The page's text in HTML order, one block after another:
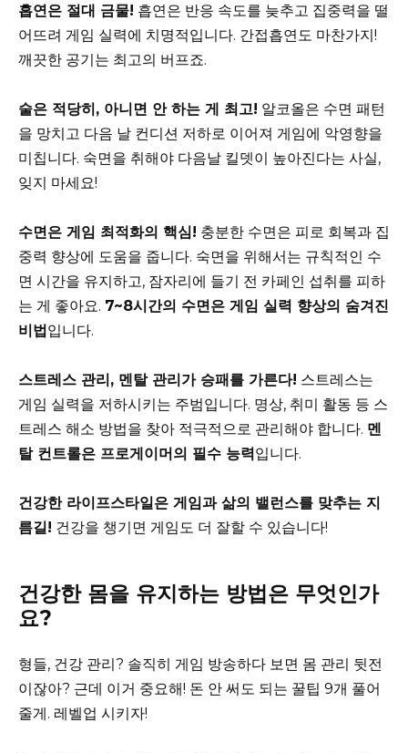
흡연은 절대 금물! 흡연은 반응 속도를 늦추고 집중력을 떨
어뜨려 게임 실력에 치명적입니다. 간접흡연도 마찬가지!
깨끗한 공기는 최고의 버프죠.
술은 적당히, 아니면 안 하는 게 최고! 알코올은 수면 패턴
을 망치고 다음 날 컨디션 저하로 이어져 게임에 악영향을
미칩니다. 숙면을 취해야 다음날 킬뎃이 높아진다는 사실,
잊지 마세요!
수면은 게임 최적화의 핵심! 충분한 수면은 피로 회복과 집
중력 향상에 도움을 줍니다. 숙면을 위해서는 규칙적인 수
면 시간을 유지하고, 잠자리에 들기 전 카페인 섭취를 피하
는 게 좋아요. 7~8시간의 수면은 게임 실력 향상의 숨겨진
비법입니다.
스트레스 관리, 멘탈 관리가 승패를 가른다! 스트레스는
게임 실력을 저하시키는 주범입니다. 명상, 취미 활동 등 스
트레스 해소 방법을 찾아 적극적으로 관리해야 합니다. 멘
탈 컨트롤은 프로게이머의 필수 능력입니다.
건강한 라이프스타일은 게임과 삶의 밸런스를 맞추는 지
름길! 건강을 챙기면 게임도 더 잘할 수 있습니다!
건강한 몸을 유지하는 방법은 무엇인가
요?
형들, 건강 관리? 솔직히 게임 방송하다 보면 몸 관리 뒷전
이잖아? 근데 이거 중요해! 돈 안 써도 되는 꿀팁 9개 풀어
줄게. 레벨업 시키자!